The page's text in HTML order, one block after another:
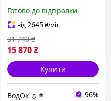
32 см
Готово до відправки
від2645₴/міс
15 870₴
31 740 ₴
Купити
ВодОк 💧🚿 96%